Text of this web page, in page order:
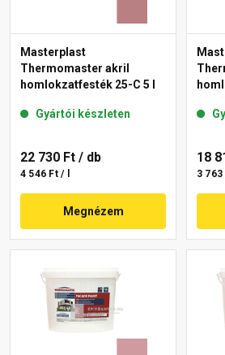
Masterplast
Thermomaster akril
homlokzatfesték 25-C 5 l
Gyártói készleten
22 730 Ft / db
4 546 Ft / l
Megnézem
18
3 763